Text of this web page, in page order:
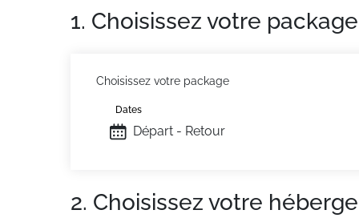
1. Choisissez votre package
Choisissez votre package
Départ - Retour
Dates
2. Choisissez votre